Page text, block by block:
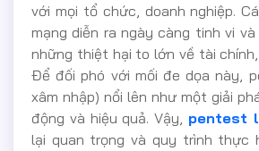
với mọi tổ chức, doanh nghiệp.
mạng diễn ra ngày càng tinh vi
những thiệt hại to lớn về tài
Để đối phó với mối đe dọa này,
xâm nhập) nổi lên như một giải
động và hiệu quả. Vậy, pentest
lại quan trọng và quy trình thực